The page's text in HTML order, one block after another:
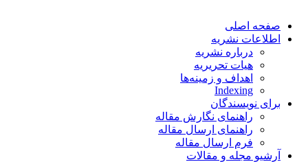
صفحه اصلی
اطلاعات نشریه
درباره نشریه
هیات تحریریه
اهداف و زمینه‌ها
Indexing
برای نویسندگان
راهنمای نگارش مقاله
راهنمای ارسال مقاله
فرم ارسال مقاله
آرشیو مجله و مقالات